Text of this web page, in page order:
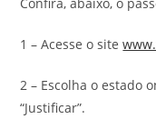
1 – Acesse o site
2 – Escolha o estado
“Justificar”.